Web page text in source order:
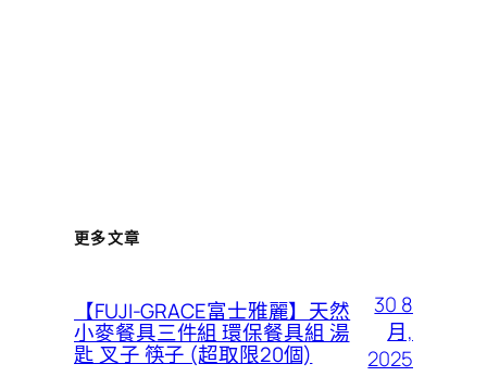
更多文章
【FUJI-GRACE富士雅麗】天然
小麥餐具三件組 環保餐具組 湯
匙 叉子 筷子 (超取限20個)
30 8
月,
2025